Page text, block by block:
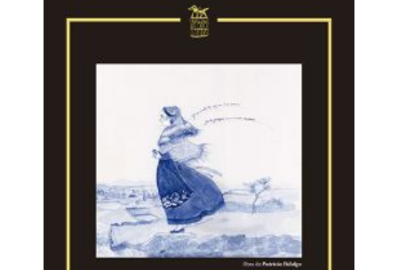
"gramática femenina", sino que va mucho más allá
para analizar cómo el idioma, en su conjunto, trata la
presencia de lo femenino. Partiendo del significado de
que proceden de la mitología, la historia, la literatura,
la religión, el refranero, la medicina, la astronomía...
Asimismo, aborda la misoginia presente en el
lenguaje literario, en el musical, en la zoonimia, en el
lenguaje del piropo... Nos presenta, pues, una visión
amplia de la relación entre mujer y lenguaje. Y lo hace
desde la perspectiva de una lingüista, que también es
mujer. Del prólogo, de la profesora Pilar Pacho
Mencía, son estas palabras: "Este libro es, además de
un estudio riguroso, un acto de amor: a las palabras,